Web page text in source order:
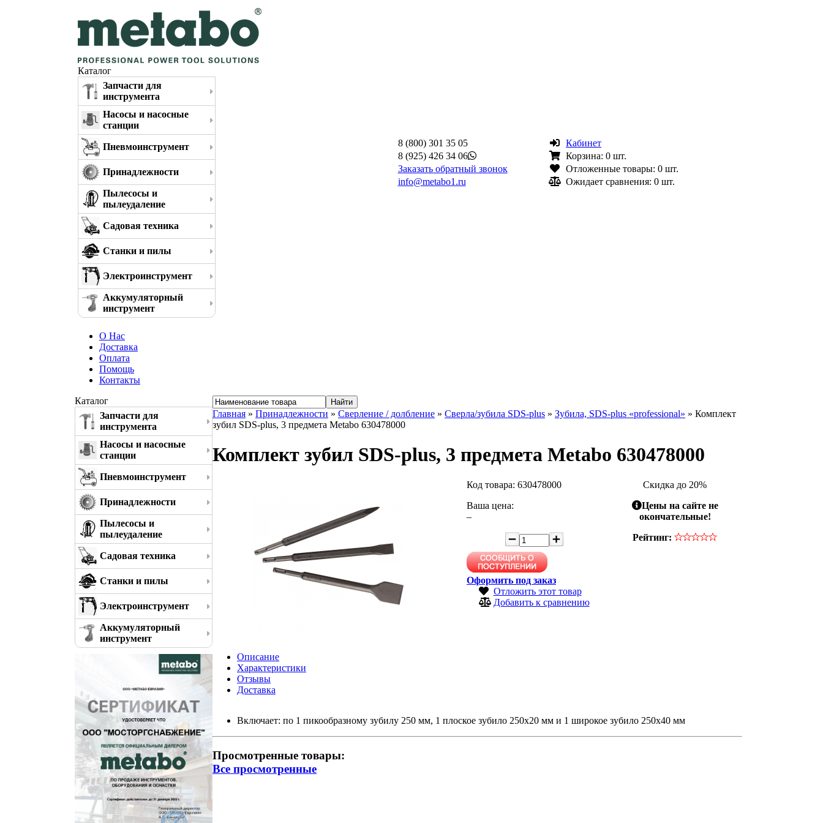
Каталог
Запчасти для
инструмента
Насосы и насосные
станции
Пневмоинструмент
Принадлежности
Пылесосы и
пылеудаление
Садовая техника
Станки и пилы
Электроинструмент
Аккумуляторный
инструмент
8 (800) 301 35 05
8 (925) 426 34 06
Заказать обратный звонок
info@metabo1.ru
Кабинет
Корзина: 0 шт.
Отложенные товары: 0 шт.
Ожидает сравнения: 0 шт.
О Нас
Доставка
Оплата
Помощь
Контакты
Каталог
Запчасти для
инструмента
Насосы и насосные
станции
Пневмоинструмент
Принадлежности
Пылесосы и
пылеудаление
Садовая техника
Станки и пилы
Электроинструмент
Аккумуляторный
инструмент
Главная » Принадлежности » Сверление / долбление » Сверла/зубила SDS-plus » Зубила, SDS-plus «professional» » Комплект
зубил SDS-plus, 3 предмета Metabo 630478000
Комплект зубил SDS-plus, 3 предмета Metabo 630478000
Код товара: 630478000
Ваша цена:
–
Оформить под заказ
Отложить этот товар
Добавить к сравнению
Скидка до 20%
Цены на сайте не
окончательные!
Рейтинг:
Описание
Характеристики
Отзывы
Доставка
Включает: по 1 пикообразному зубилу 250 мм, 1 плоское зубило 250x20 мм и 1 широкое зубило 250x40 мм
Просмотренные товары:
Все просмотренные